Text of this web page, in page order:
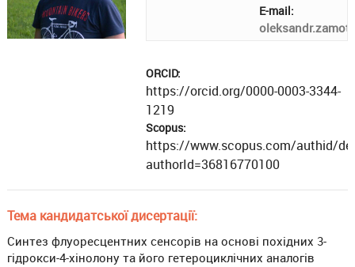
E-mail:
ORCID:
https://orcid.org/0000-0003-3344-
1219
Scopus:
https://www.scopus.com/authid/
authorId=36816770100
Тема кандидатської дисертації:
Синтез флуоресцентних сенсорів на основі похідних 3-
гідрокси-4-хінолону та його гетероциклічних аналогів